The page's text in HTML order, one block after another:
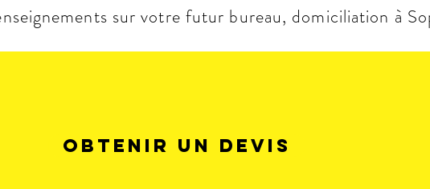
sur votre futur bureau, domiciliation à
Obtenir un devis